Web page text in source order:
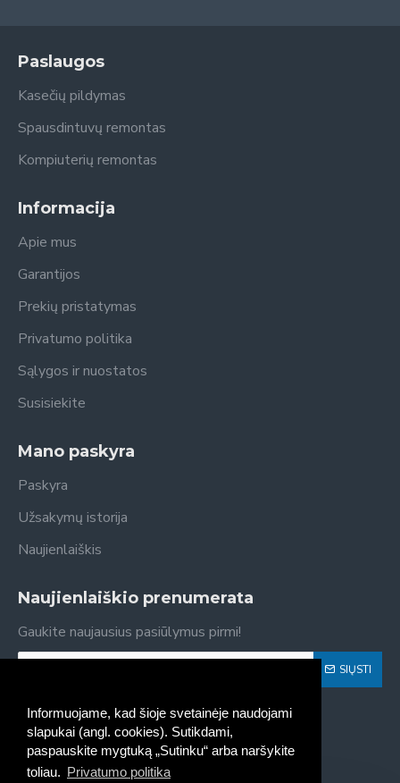
Informuojame, kad šioje svetainėje naudojami
slapukai (angl. cookies). Sutikdami,
paspauskite mygtuką „Sutinku“ arba naršykite
toliau. Privatumo politika
Paslaugos
Kasečių pildymas
Spausdintuvų remontas
Kompiuterių remontas
Informacija
Apie mus
Garantijos
Prekių pristatymas
Privatumo politika
Sąlygos ir nuostatos
Susisiekite
Mano paskyra
Paskyra
Užsakymų istorija
Naujienlaiškis
Naujienlaiškio prenumerata
Gaukite naujausius pasiūlymus pirmi!
SIŲSTI
Susipažinau ir sutinku su Privatumo politika